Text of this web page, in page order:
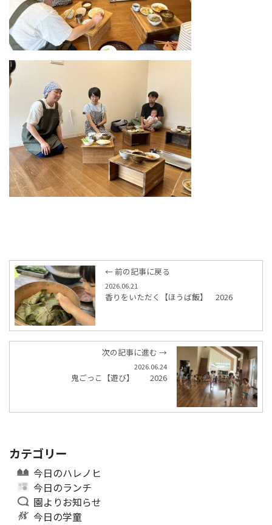
← 前の記事に戻る
2026.06.21
香りをいただく【ほうば飯】 2026
次の記事に進む →
2026.06.24
鬼ごっこ【遊び】 2026
カテゴリー
今日のハレノヒ
今日のランチ
園よりお知らせ
今日の学童